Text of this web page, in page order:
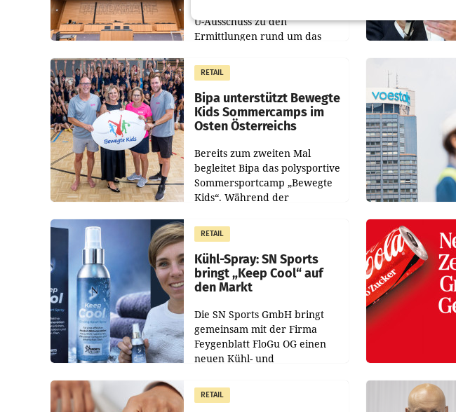
U-Ausschuss zu den
Ermittlungen rund um das
im Justizministerium, Christian
Pilnacek, auf sensible
RETAIL
Bipa unterstützt Bewegte
Kids Sommercamps im
Osten Österreichs
Bereits zum zweiten Mal
begleitet Bipa das polysportive
Sommersportcamp „Bewegte
Kids“. Während der
Juli und August versorgt das
Unternehmen Kinder sowie
RETAIL
Kühl-Spray: SN Sports
bringt „Keep Cool“ auf
den Markt
Die SN Sports GmbH bringt
gemeinsam mit der Firma
Feygenblatt FloGu OG einen
neuen Kühl- und
Markt. Das Produkt namens
„Keep Cool“ ist zu 100 Prozent
RETAIL